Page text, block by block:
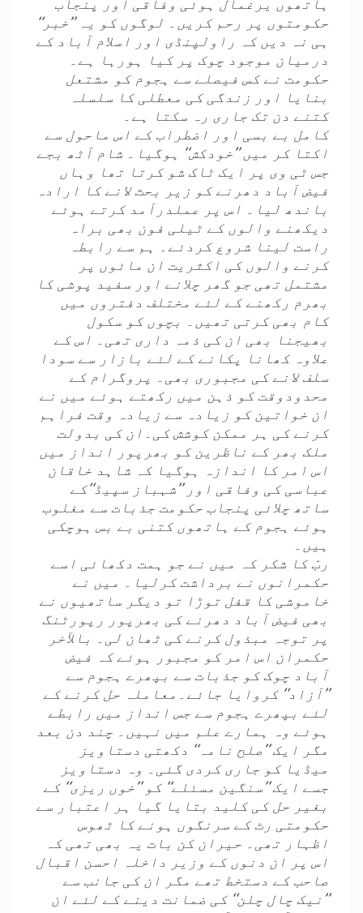
حکومتوں پر رحم کریں۔ لوگوں کو یہ ’’خبر‘‘
ہی نہ دیں کہ راولپنڈی اور اسلام آباد کے
درمیان موجود چوک پر کیا ہورہا ہے۔
حکومت نے کس فیصلے سے ہجوم کو مشتعل
بنایا اور زندگی کی معطلی کا سلسلہ
کتنے دن تک جاری رہ سکتا ہے۔
کامل بے بسی اور اضطراب کے اس ماحول سے
اکتا کر میں ’’خودکش‘‘ ہوگیا۔ شام آٹھ بجے
جس ٹی وی پر ایک ٹاک شو کرتا تھا وہاں
فیض آباد دھرنے کو زیر بحث لانے کا ارادہ
باندھ لیا۔ اس پر عملدرآمد کرتے ہوئے
دیکھنے والوں کے ٹیلی فون بھی براہ
راست لینا شروع کردئے۔ ہم سے رابطہ
کرنے والوں کی اکثریت ان مائوں پر
مشتمل تھی جو گھر چلانے اور سفید پوشی کا
بھرم رکھنے کے لئے مختلف دفتروں میں
کام بھی کرتی تھیں۔ بچوں کو سکول
بھیجنا بھی ان کی ذمہ داری تھی۔ اس کے
علاوہ کھانا پکانے کے لئے بازار سے سودا
سلف لانے کی مجبوری بھی۔ پروگرام کے
محدودوقت کو ذہن میں رکھتے ہوئے میں نے
ان خواتین کو زیادہ سے زیادہ وقت فراہم
کرنے کی ہر ممکن کوشش کی۔ان کی بدولت
ملک بھر کے ناظرین کو بھرپور انداز میں
اس امر کا اندازہ ہوگیا کہ شاہد خاقان
عباسی کی وفاقی اور ’’شہباز سپیڈ‘‘کے
ساتھ چلائی پنجاب حکومت جذبات سے مغلوب
ہوئے ہجوم کے ہاتھوں کتنی بے بس ہوچکی
ہیں۔
ربّ کا شکر کہ میں نے جو ہمت دکھائی اسے
حکمرانوں نے برداشت کرلیا۔ میں نے
خاموشی کا قفل توڑا تو دیگر ساتھیوں نے
بھی فیض آباد دھرنے کی بھرپور رپورٹنگ
پر توجہ مبذول کرنے کی ٹھان لی۔ بالآخر
حکمران اس امر کو مجبور ہوئے کہ فیض
آباد چوک کو جذبات سے بپھرے ہجوم سے
’’آزاد‘‘ کروایا جائے۔معاملہ حل کرنے کے
لئے بپھرے ہجوم سے جس انداز میں رابطے
ہوئے وہ ہمارے علم میں نہیں۔ چند دن بعد
مگر ایک ’’صلح نامہ‘‘ دکھتی دستاویز
میڈیا کو جاری کردی گئی۔ وہ دستاویز
جسے ایک ’’سنگین مسئلے‘‘ کو ’’خوں ریزی‘‘ کے
بغیر حل کی کلید بتایا گیا ہر اعتبار سے
حکومتی رٹ کے سرنگوں ہونے کا ٹھوس
اظہار تھی۔ حیران کن بات یہ بھی تھی کہ
اس پر ان دنوں کے وزیر داخلہ احسن اقبال
صاحب کے دستخط تھے مگر ان کی جانب سے
’’نیک چال چلن‘‘ کی ضمانت دینے کے لئے ان